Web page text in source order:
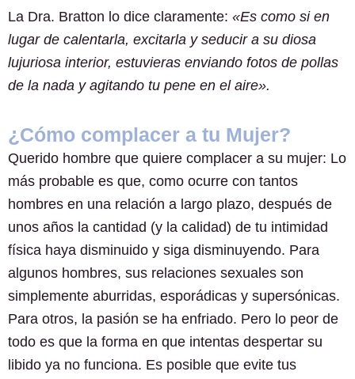
La Dra. Bratton lo dice claramente: «Es como si en
lugar de calentarla, excitarla y seducir a su diosa
lujuriosa interior, estuvieras enviando fotos de pollas
de la nada y agitando tu pene en el aire».
¿Cómo complacer a tu Mujer?
Querido hombre que quiere complacer a su mujer: Lo
más probable es que, como ocurre con tantos
hombres en una relación a largo plazo, después de
unos años la cantidad (y la calidad) de tu intimidad
física haya disminuido y siga disminuyendo. Para
algunos hombres, sus relaciones sexuales son
simplemente aburridas, esporádicas y supersónicas.
Para otros, la pasión se ha enfriado. Pero lo peor de
todo es que la forma en que intentas despertar su
libido ya no funciona. Es posible que evite tus